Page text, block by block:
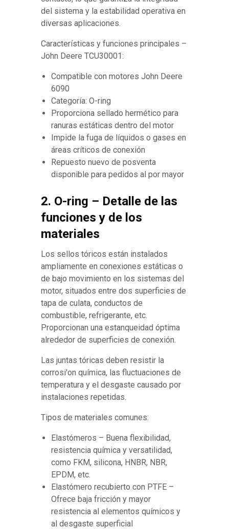
del sistema y la estabilidad operativa en
diversas aplicaciones.
Características y funciones principales –
John Deere TCU30001:
Compatible con motores John Deere
6090
Categoría: O-ring
Proporciona sellado hermético para
ranuras estáticas dentro del motor
Impide la fuga de líquidos o gases en
áreas críticos de conexión
Repuesto nuevo de posventa
disponible para pedidos al por mayor
2. O-ring – Detalle de las
funciones y de los
materiales
Los sellos tóricos están instalados
ampliamente en conexiones estáticas o
de bajo movimiento en los sistemas del
motor, situados entre dos superficies de
tapa de culata, conductos de
combustible, refrigerante, etc.
Proporcionan una estanqueidad óptima
alrededor de superficies de conexión.
Las juntas tóricas deben resistir la
corrosi'on química, las fluctuaciones de
temperatura y el desgaste causado por
instalaciones repetidas.
Tipos de materiales comunes:
Elastómeros – Buena flexibilidad,
resistencia química y versatilidad,
como FKM, silicona, HNBR, NBR,
EPDM, etc.
Elastómero recubierto con PTFE –
Ofrece baja fricción y mayor
resistencia al elementos químicos y
al desgaste superficial